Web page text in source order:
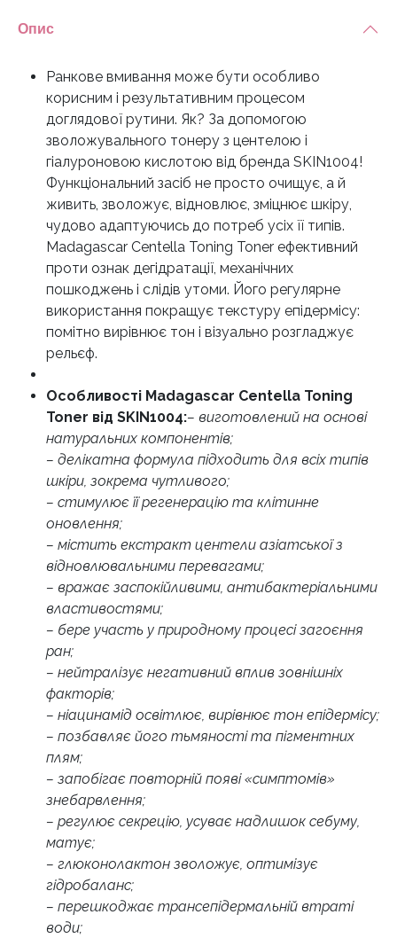
ml
Опис
Ранкове вмивання може бути особливо
корисним і результативним процесом
доглядової рутини. Як? За допомогою
зволожувального тонеру з центелою і
гіалуроновою кислотою від бренда SKIN1004!
Функціональний засіб не просто очищує, а й
живить, зволожує, відновлює, зміцнює шкіру,
чудово адаптуючись до потреб усіх її типів.
Madagascar Centella Toning Toner ефективний
проти ознак дегідратації, механічних
пошкоджень і слідів утоми. Його регулярне
використання покращує текстуру епідермісу:
помітно вирівнює тон і візуально розгладжує
рельєф.
Особливості Madagascar Centella Toning
Toner від SKIN1004:– виготовлений на основі
натуральних компонентів;
– делікатна формула підходить для всіх типів
шкіри, зокрема чутливого;
– стимулює її регенерацію та клітинне
оновлення;
– містить екстракт центели азіатської з
відновлювальними перевагами;
– вражає заспокійливими, антибактеріальними
властивостями;
– бере участь у природному процесі загоєння
ран;
– нейтралізує негативний вплив зовнішніх
факторів;
– ніацинамід освітлює, вирівнює тон епідермісу;
– позбавляє його тьмяності та пігментних
плям;
– запобігає повторній появі «симптомів»
знебарвлення;
– регулює секрецію, усуває надлишок себуму,
матує;
– глюконолактон зволожує, оптимізує
гідробаланс;
– перешкоджає трансепідермальній втраті
води;